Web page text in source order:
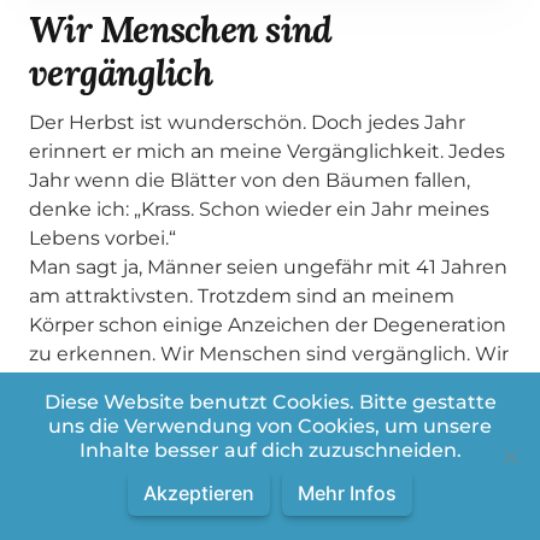
Wir Menschen sind
vergänglich
Der Herbst ist wunderschön. Doch jedes Jahr
erinnert er mich an meine Vergänglichkeit. Jedes
Jahr wenn die Blätter von den Bäumen fallen,
denke ich: „Krass. Schon wieder ein Jahr meines
Lebens vorbei.“
Man sagt ja, Männer seien ungefähr mit 41 Jahren
am attraktivsten. Trotzdem sind an meinem
Körper schon einige Anzeichen der Degeneration
zu erkennen. Wir Menschen sind vergänglich. Wir
Mitte des Lebens voll im Saft. Und dann kommt
der Herbst und irgendwann ist Schluß.
in diesen Lebenskreislauf. Er sagt in Johannes
11,25: Wer an mich glaubt, wird leben, auch wenn
Diese Website benutzt Cookies. Bitte gestatte
uns die Verwendung von Cookies, um unsere
Inhalte besser auf dich zuzuschneiden.
Akzeptieren Mehr Infos